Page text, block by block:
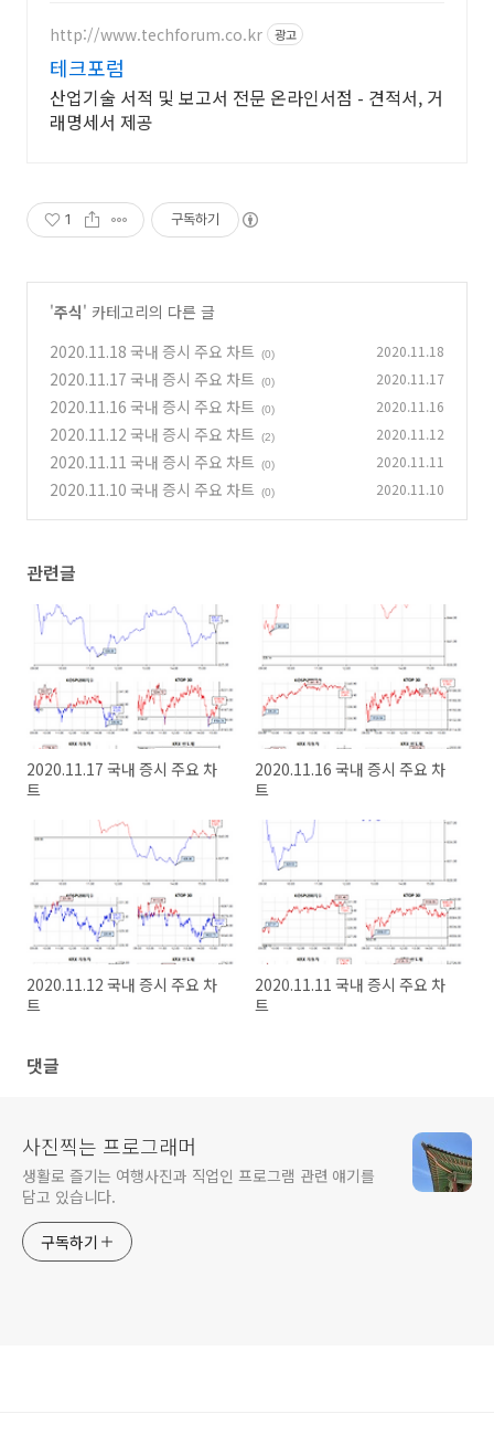
http://www.techforum.co.kr 광고
테크포럼
산업기술 서적 및 보고서 전문 온라인서점 - 견적서, 거
래명세서 제공
1 구독하기
'주식' 카테고리의 다른 글
2020.11.18 국내 증시 주요 차트
(0) 2020.11.18
2020.11.17 국내 증시 주요 차트 (0) 2020.11.17
2020.11.16 국내 증시 주요 차트 (0) 2020.11.16
2020.11.12 국내 증시 주요 차트 (2) 2020.11.12
2020.11.11 국내 증시 주요 차트 (0) 2020.11.11
2020.11.10 국내 증시 주요 차트 (0) 2020.11.10
관련글
2020.11.17 국내 증시 주요 차
트
2020.11.16 국내 증시 주요 차
트
2020.11.12 국내 증시 주요 차
트
2020.11.11 국내 증시 주요 차
트
댓글
사진찍는 프로그래머
생활로 즐기는 여행사진과 직업인 프로그램 관련 얘기를
담고 있습니다.
구독하기